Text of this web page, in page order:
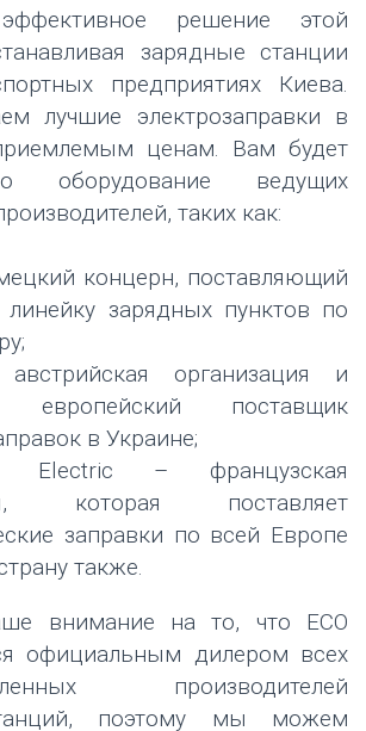
решение этой
зарядные станции
предприятиях Киева.
лучшие электрозаправки в
ценам. Вам будет
оборудование ведущих
таких как:
концерн, поставляющий
зарядных пунктов по
организация и
европейский поставщик
в Украине;
Electric – французская
которая поставляет
заправки по всей Европе
также.
внимание на то, что ЕСО
официальным дилером всех
производителей
поэтому мы можем